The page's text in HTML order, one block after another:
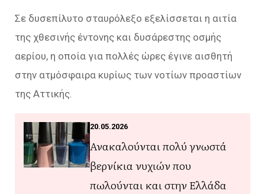
Σε δυσεπίλυτο σταυρόλεξο εξελίσσεται η αιτία
της χθεσινής έντονης και δυσάρεστης οσμής
αερίου, η οποία για πολλές ώρες έγινε αισθητή
στην ατμόσφαιρα κυρίως των νοτίων προαστίων
της Αττικής.
20.05.2026
Ανακαλούνται πολύ γνωστά
βερνίκια νυχιών που
πωλούνται και στην Ελλάδα